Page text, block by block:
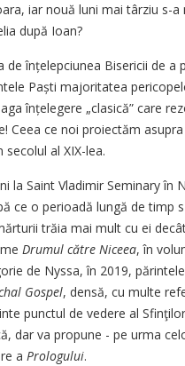
iar nouă luni mai târziu s-a
după Ioan?
înțelep­ciunea Bisericii de a
Paști majoritatea
înțelegere „clasică” care
Ceea ce noi proiectăm
al XIX-lea.
la Saint Vladimir Seminary în
ce o perioadă lungă de timp
trăia mai mult cu ei
Drumul către Niceea, în
de Nyssa, în 2019,
Gospel, densă, cu multe
punctul de vedere al
dar va propune - pe urma
a Prologului.